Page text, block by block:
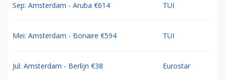
Sep: Amsterdam - Aruba €614 TUI
Mei: Amsterdam - Bonaire €594 TUI
Jul: Amsterdam - Berlijn €38 Eurostar